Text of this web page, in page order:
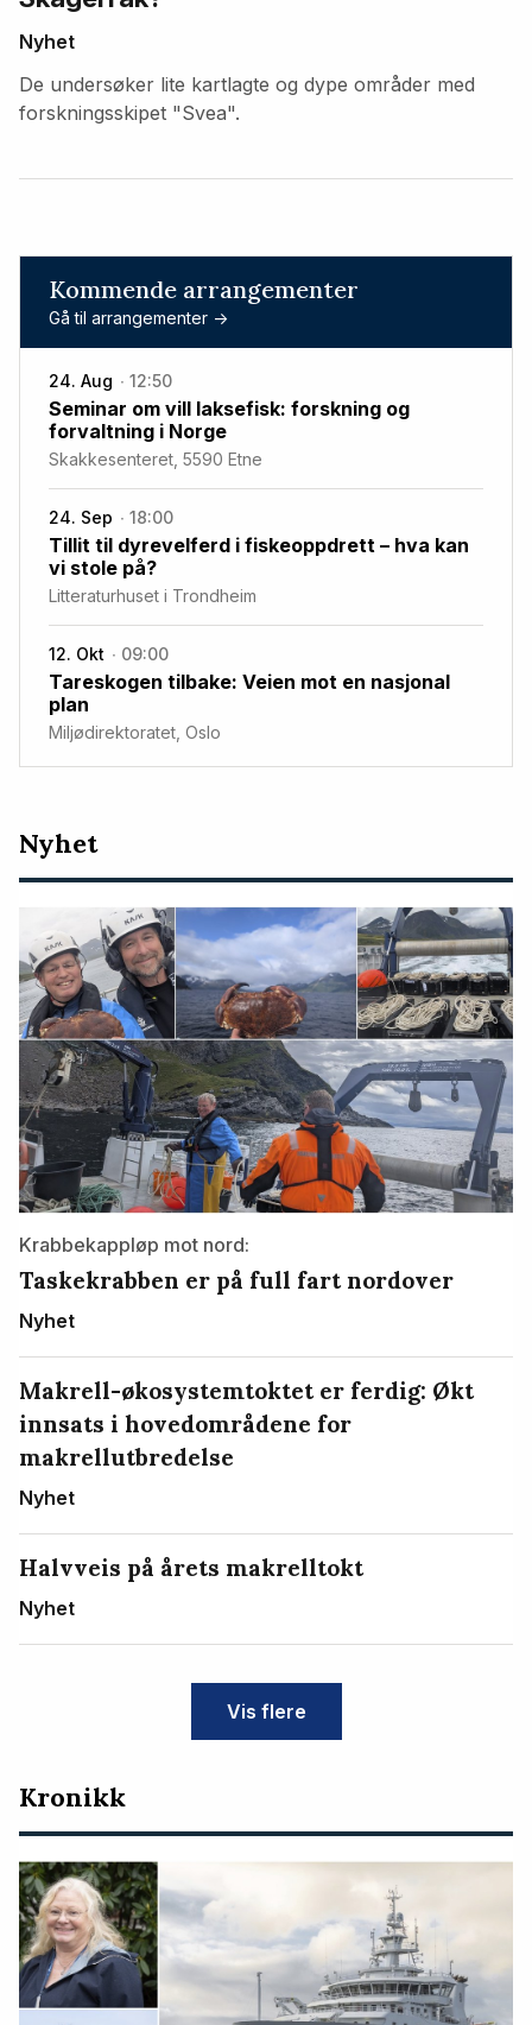
Nyhet
De undersøker lite kartlagte og dype områder med
forskningsskipet "Svea".
Kommende arrangementer
Gå til arrangementer ->
24. Aug 12:50
Seminar om vill laksefisk: forskning og
forvaltning i Norge
Skakkesenteret, 5590 Etne
24. Sep 18:00
Tillit til dyrevelferd i fiskeoppdrett – hva kan
vi stole på?
Litteraturhuset i Trondheim
12. Okt 09:00
Tareskogen tilbake: Veien mot en nasjonal
plan
Miljødirektoratet, Oslo
Nyeste
artikler
Nyhet
Krabbekappløp mot nord:
Taskekrabben er på full fart nordover
Nyhet
Makrell-økosystemtoktet er ferdig: Økt
innsats i hovedområdene for
makrellutbredelse
Nyhet
Halvveis på årets makrelltokt
Nyhet
Vis flere
Kronikk